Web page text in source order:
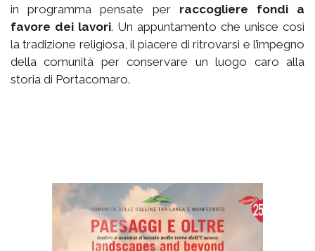
in programma pensate per raccogliere fondi a
favore dei lavori. Un appuntamento che unisce così
la tradizione religiosa, il piacere di ritrovarsi e l’impegno
della comunità per conservare un luogo caro alla
storia di Portacomaro.